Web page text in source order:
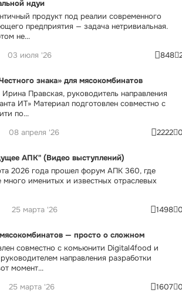
ндуи
продукт под реалии современного
предприятия — задача нетривиальная.
не...
03 июля '26 848
знака» для мясокомбинатов
Правская, руководитель направления
ИТ» Материал подготовлен совместно с
по...
08 апреля '26 2222
АПК" (Видео выступлений)
2026 года прошел форум АПК 360, где
много именитых и известных отраслевых
25 марта '26 1498
— просто о сложном
совместно с комьюнити Digital4food и
направления разработки
момент...
25 марта '26 1607